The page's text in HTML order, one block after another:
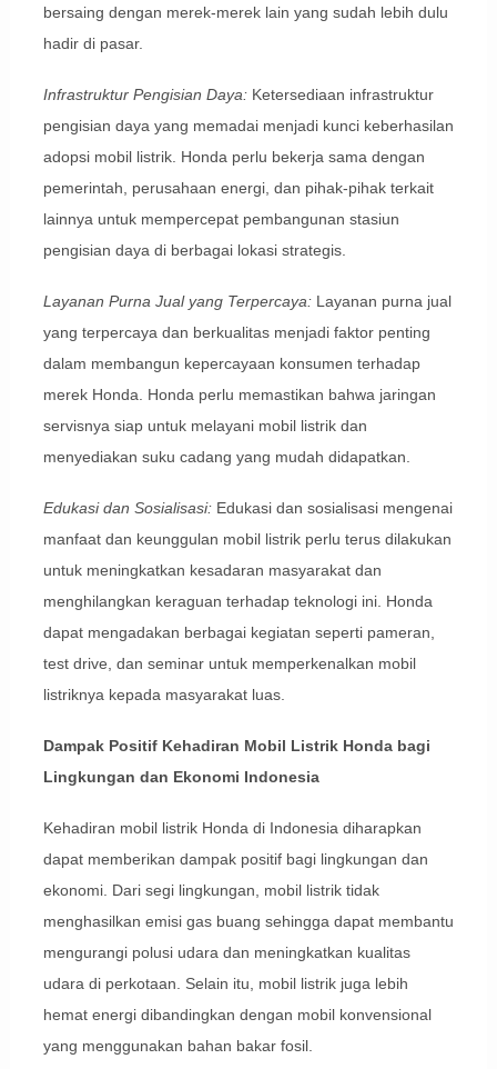
bersaing dengan merek-merek lain yang sudah lebih dulu
hadir di pasar.
Infrastruktur Pengisian Daya:Ketersediaan infrastruktur
pengisian daya yang memadai menjadi kunci keberhasilan
adopsi mobil listrik. Honda perlu bekerja sama dengan
pemerintah, perusahaan energi, dan pihak-pihak terkait
lainnya untuk mempercepat pembangunan stasiun
pengisian daya di berbagai lokasi strategis.
Layanan Purna Jual yang Terpercaya:Layanan purna jual
yang terpercaya dan berkualitas menjadi faktor penting
dalam membangun kepercayaan konsumen terhadap
merek Honda. Honda perlu memastikan bahwa jaringan
servisnya siap untuk melayani mobil listrik dan
menyediakan suku cadang yang mudah didapatkan.
Edukasi dan Sosialisasi:Edukasi dan sosialisasi mengenai
manfaat dan keunggulan mobil listrik perlu terus dilakukan
untuk meningkatkan kesadaran masyarakat dan
menghilangkan keraguan terhadap teknologi ini. Honda
dapat mengadakan berbagai kegiatan seperti pameran,
test drive, dan seminar untuk memperkenalkan mobil
listriknya kepada masyarakat luas.
Dampak Positif Kehadiran Mobil Listrik Honda bagi
Lingkungan dan Ekonomi Indonesia
Kehadiran mobil listrik Honda di Indonesia diharapkan
dapat memberikan dampak positif bagi lingkungan dan
ekonomi. Dari segi lingkungan, mobil listrik tidak
menghasilkan emisi gas buang sehingga dapat membantu
mengurangi polusi udara dan meningkatkan kualitas
udara di perkotaan. Selain itu, mobil listrik juga lebih
hemat energi dibandingkan dengan mobil konvensional
yang menggunakan bahan bakar fosil.